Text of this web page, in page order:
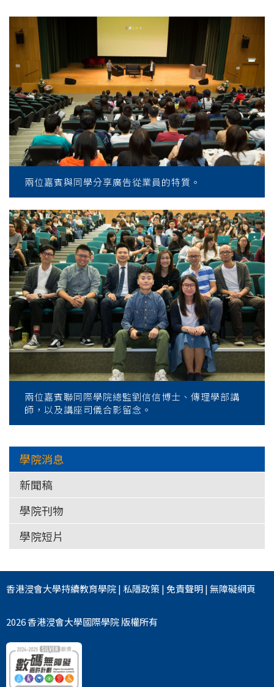
兩位嘉賓與同學分享廣告從業員的特質。
兩位嘉賓聯同際學院總監劉信信博士、傳理學部講
師，以及講座司儀合影留念。
學院消息
新聞稿
學院刊物
學院短片
香港浸會大學持續教育學院| 私隱政策|免責聲明|無障礙網頁
2026 香港浸會大學國際學院 版權所有